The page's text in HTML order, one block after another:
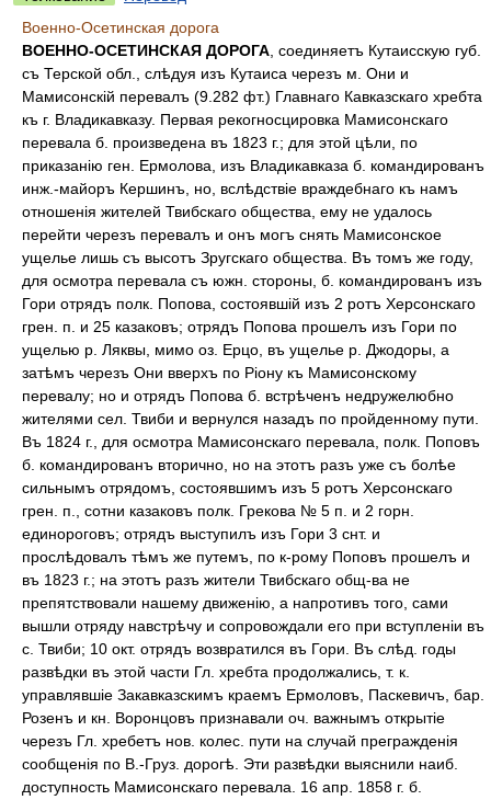
Военно-Осетинская дорога
ВОЕННО-ОСЕТИНСКАЯ ДОРОГА , соединяетъ Кутаисскую губ.
съ Терской обл., слѣдуя изъ Кутаиса черезъ м. Они и
Мамисонскій перевалъ (9.282 фт.) Главнаго Кавказскаго хребта
къ г. Владикавказу. Первая рекогносцировка Мамисонскаго
перевала б. произведена въ 1823 г.; для этой цѣли, по
приказанію ген. Ермолова, изъ Владикавказа б. командированъ
инж.-майоръ Кершинъ, но, вслѣдствіе враждебнаго къ намъ
отношенія жителей Твибскаго общества, ему не удалось
перейти черезъ перевалъ и онъ могъ снять Мамисонское
ущелье лишь съ высотъ Зругскаго общества. Въ томъ же году,
для осмотра перевала съ южн. стороны, б. командированъ изъ
Гори отрядъ полк. Попова, состоявшій изъ 2 ротъ Херсонскаго
грен. п. и 25 казаковъ; отрядъ Попова прошелъ изъ Гори по
ущелью р. Ляквы, мимо оз. Ерцо, въ ущелье р. Джодоры, а
затѣмъ черезъ Они вверхъ по Ріону къ Мамисонскому
перевалу; но и отрядъ Попова б. встрѣченъ недружелюбно
жителями сел. Твиби и вернулся назадъ по пройденному пути.
Въ 1824 г., для осмотра Мамисонскаго перевала, полк. Поповъ
б. командированъ вторично, но на этотъ разъ уже съ болѣе
сильнымъ отрядомъ, состоявшимъ изъ 5 ротъ Херсонскаго
грен. п., сотни казаковъ полк. Грекова № 5 п. и 2 горн.
единороговъ; отрядъ выступилъ изъ Гори 3 снт. и
прослѣдовалъ тѣмъ же путемъ, по к-рому Поповъ прошелъ и
въ 1823 г.; на этотъ разъ жители Твибскаго общ-ва не
препятствовали нашему движенію, а напротивъ того, сами
вышли отряду навстрѣчу и сопровождали его при вступленіи въ
с. Твиби; 10 окт. отрядъ возвратился въ Гори. Въ слѣд. годы
развѣдки въ этой части Гл. хребта продолжались, т. к.
управлявшіе Закавказскимъ краемъ Ермоловъ, Паскевичъ, бар.
Розенъ и кн. Воронцовъ признавали оч. важнымъ открытіе
черезъ Гл. хребетъ нов. колес. пути на случай прегражденія
сообщенія по В.-Груз. дорогѣ. Эти развѣдки выяснили наиб.
доступность Мамисонскаго перевала. 16 апр. 1858 г. б.